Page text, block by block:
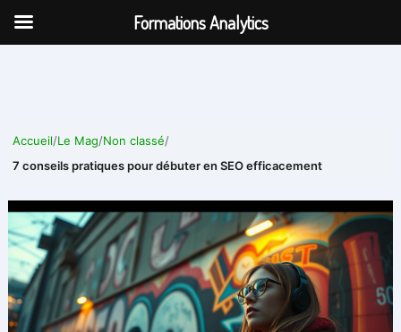
Aller
Accueil/Le Mag/Non classé/
7 conseils pratiques pour débuter en SEO efficacement
Formations Analytics